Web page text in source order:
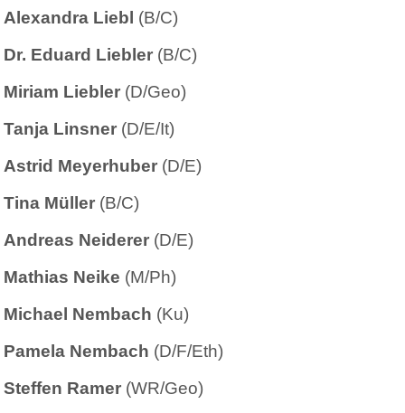
Alexandra Liebl (B/C)
Dr. Eduard Liebler (B/C)
Miriam Liebler (D/Geo)
Tanja Linsner (D/E/It)
Astrid Meyerhuber (D/E)
Tina Müller (B/C)
Andreas Neiderer (D/E)
Mathias Neike (M/Ph)
Michael Nembach (Ku)
Pamela Nembach (D/F/Eth)
Steffen Ramer (WR/Geo)